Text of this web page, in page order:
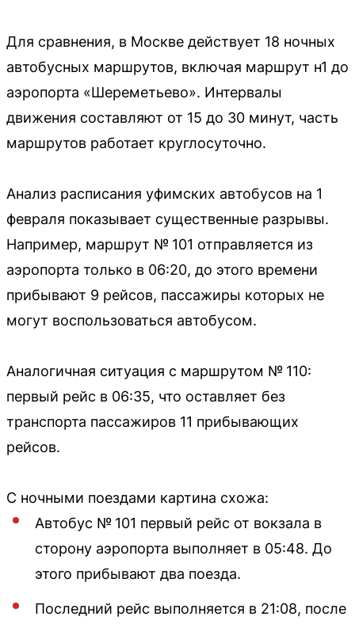
Для сравнения, в Москве действует 18 ночных
автобусных маршрутов, включая маршрут н1 до
аэропорта «Шереметьево». Интервалы
движения составляют от 15 до 30 минут, часть
маршрутов работает круглосуточно.
Анализ расписания уфимских автобусов на 1
февраля показывает существенные разрывы.
Например, маршрут № 101 отправляется из
аэропорта только в 06:20, до этого времени
прибывают 9 рейсов, пассажиры которых не
могут воспользоваться автобусом.
Аналогичная ситуация с маршрутом № 110:
первый рейс в 06:35, что оставляет без
транспорта пассажиров 11 прибывающих
рейсов.
С ночными поездами картина схожа:
Автобус № 101 первый рейс от вокзала в
сторону аэропорта выполняет в 05:48. До
этого прибывают два поезда.
Последний рейс выполняется в 21:08, после